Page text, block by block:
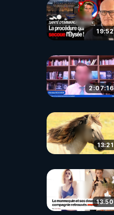
19:52
2:07:16
13:21
13:50